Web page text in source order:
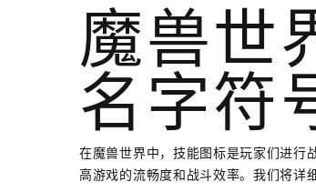
魔兽世
名字符
在魔兽世界中，技能图标是玩家们进行
高游戏的流畅度和战斗效率。我们将详